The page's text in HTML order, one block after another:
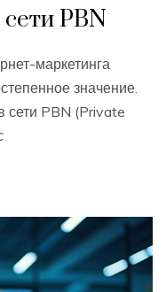
PBN
маркетинга
значение.
сети PBN (Private